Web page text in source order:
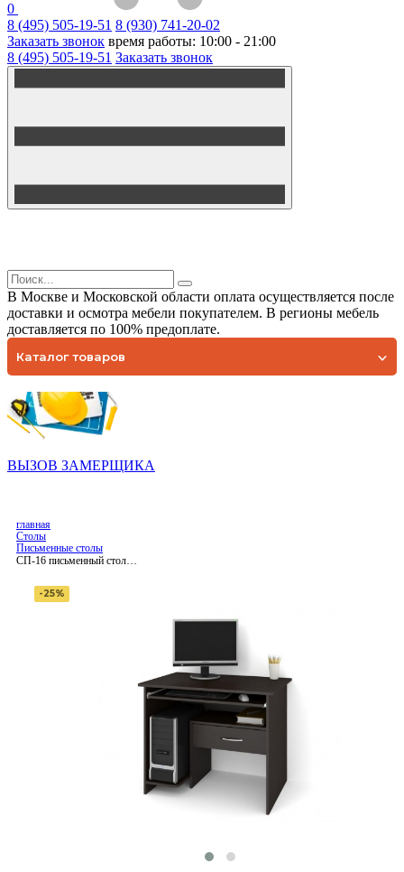
0
8 (495) 505-19-51 8 (930) 741-20-02
Заказать звонок время работы: 10:00 - 21:00
8 (495) 505-19-51 Заказать звонок
В Москве и Московской области оплата осуществляется после
доставки и осмотра мебели покупателем. В регионы мебель
доставляется по 100% предоплате.
Каталог товаров
ВЫЗОВ ЗАМЕРЩИКА
главная
Столы
Письменные столы
СП-16 письменный стол,
-25%